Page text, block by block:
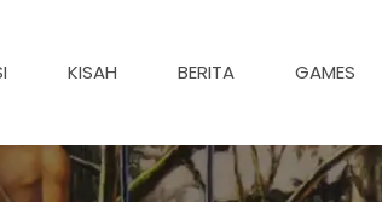
KISAH BERITA GAMES